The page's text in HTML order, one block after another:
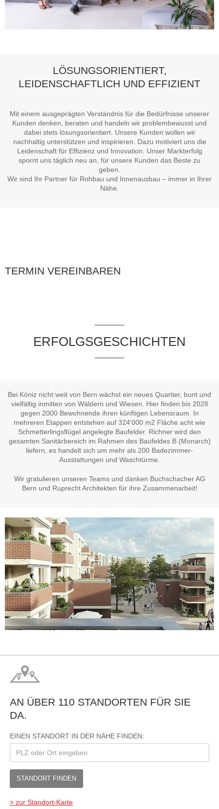
LÖSUNGSORIENTIERT,
LEIDENSCHAFTLICH UND EFFIZIENT
Mit einem ausgeprägten Verständnis für die Bedürfnisse unserer
Kunden denken, beraten und handeln wir problembewusst und
dabei stets lösungsorientiert. Unsere Kunden wollen wir
nachhaltig unterstützen und inspirieren. Dazu motiviert uns die
Leidenschaft für Effizienz und Innovation. Unser Markterfolg
spornt uns täglich neu an, für unsere Kunden das Beste zu
geben.
Wir sind Ihr Partner für Rohbau und Innenausbau – immer in Ihrer
Nähe.
TERMIN VEREINBAREN
ERFOLGSGESCHICHTEN
Bei Köniz nicht weit von Bern wächst ein neues Quartier, bunt und
vielfältig inmitten von Wäldern und Wiesen. Hier finden bis 2028
gegen 2000 Bewohnende ihren künftigen Lebensraum. In
mehreren Etappen entstehen auf 324'000 m2 Fläche acht wie
Schmetterlingsflügel angelegte Baufelder. Richner wird den
gesamten Sanitärbereich im Rahmen des Baufeldes B (Monarch)
liefern, es handelt sich um mehr als 200 Badezimmer-
Ausstattungen und Waschtürme
Wir gratulieren unseren Teams und danken Buchschacher AG
Bern und Ruprecht Architekten für ihre Zusammenarbeit!
AN ÜBER 110 STANDORTEN FÜR SIE
DA.
EINEN STANDORT IN DER NÄHE FINDEN:
STANDORT FINDEN
> zur Standort-Karte